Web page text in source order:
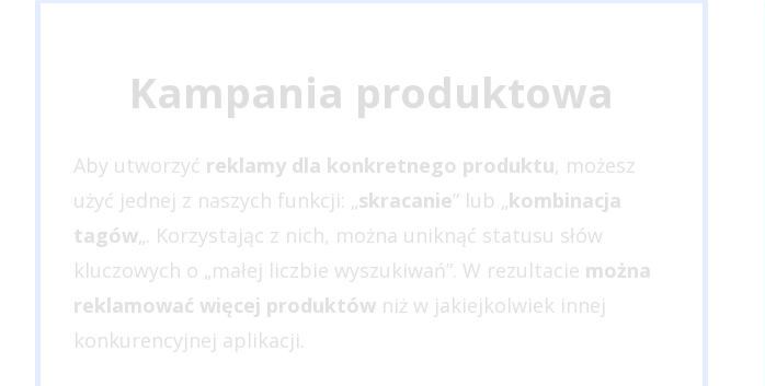
Kampania produktowa
Aby utworzyć reklamy dla konkretnego produktu, możesz
użyć jednej z naszych funkcji: „skracanie” lub „kombinacja
tagów„. Korzystając z nich, można uniknąć statusu słów
kluczowych o „małej liczbie wyszukiwań”. W rezultacie można
reklamować więcej produktów niż w jakiejkolwiek innej
konkurencyjnej aplikacji.